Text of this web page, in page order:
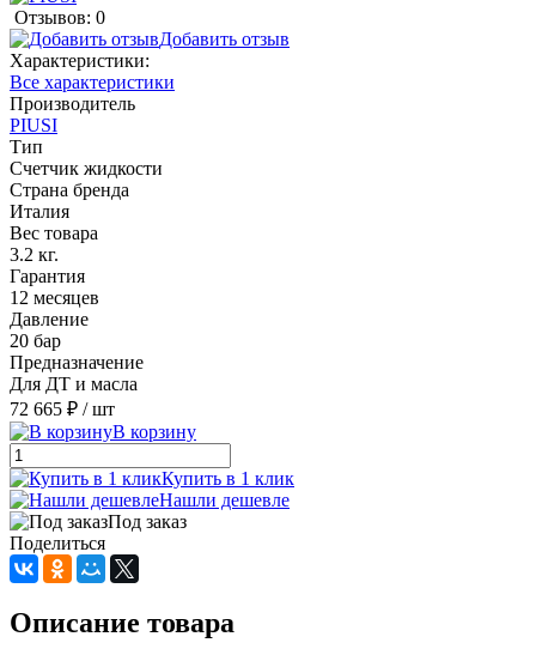
Отзывов: 0
Добавить отзыв
Характеристики:
Все характеристики
Производитель
PIUSI
Тип
Счетчик жидкости
Страна бренда
Италия
Вес товара
3.2 кг.
Гарантия
12 месяцев
Давление
20 бар
Предназначение
Для ДТ и масла
72 665 ₽ / шт
В корзину
Купить в 1 клик
Нашли дешевле
Под заказ
Поделиться
Описание товара